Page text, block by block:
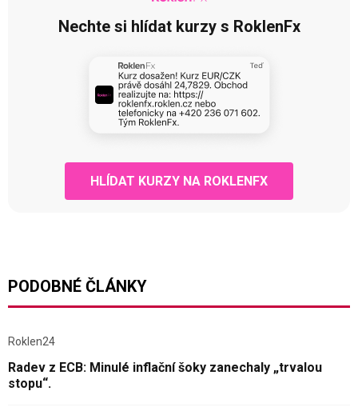
Nechte si hlídat kurzy s RoklenFx
HLÍDAT KURZY NA ROKLENFX
PODOBNÉ ČLÁNKY
Roklen24
Radev z ECB: Minulé inflační šoky zanechaly „trvalou
stopu“.